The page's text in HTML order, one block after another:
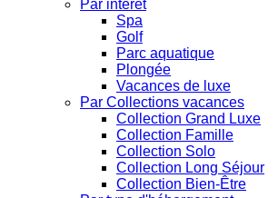
Par intérêt
Spa
Golf
Parc aquatique
Plongée
Vacances de luxe
Par Collections vacances
Collection Grand Luxe
Collection Famille
Collection Solo
Collection Long Séjour
Collection Bien-Être